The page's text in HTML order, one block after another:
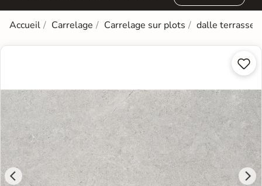
Accueil Carrelage Carrelage sur plots dalle terrasse

